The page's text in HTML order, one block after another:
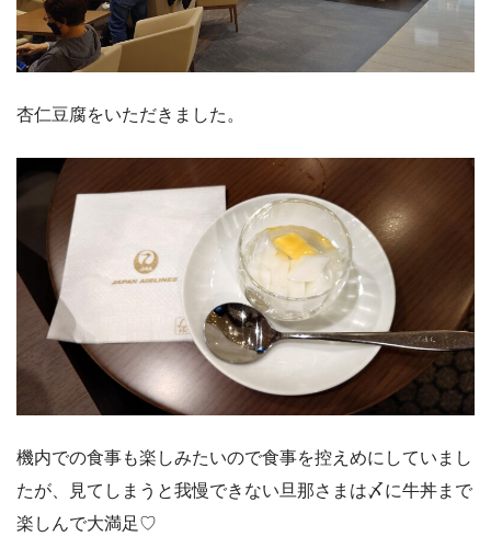
杏仁豆腐をいただきました。
機内での食事も楽しみたいので食事を控えめにしていまし
たが、見てしまうと我慢できない旦那さまは〆に牛丼まで
楽しんで大満足♡